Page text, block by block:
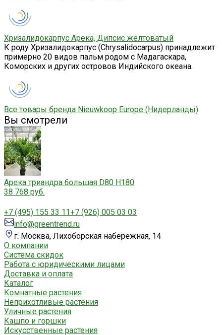
Хризалидокарпус Арека, Дипсис желтоватый
К роду Хризалидокарпус (Chrysalidocarpus) принадлежит
примерно 20 видов пальм родом с Мадагаскара,
Коморских и других островов Индийского океана.
Все товары бренда Nieuwkoop Europe (Нидерланды)
Вы смотрели
Арека триандра большая D80 H180
38 768 руб.
+7 (495) 155 33 11+7 (926) 005 03 03
info@greentrend.ru
г. Москва, Лихоборская набережная, 14
О компании
Система скидок
Работа с юридическими лицами
Доставка и оплата
Каталог
Комнатные растения
Неприхотливые растения
Уличные растения
Кашпо и горшки
Искусственные растения